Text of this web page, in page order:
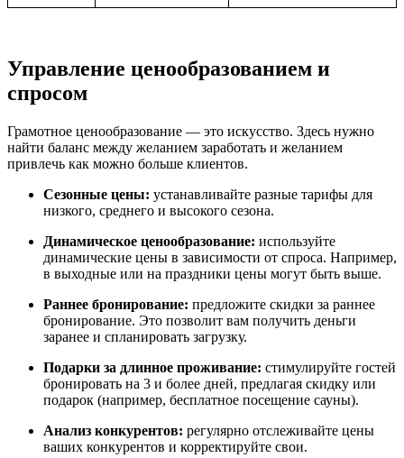
Управление ценообразованием и
спросом
Грамотное ценообразование — это искусство. Здесь нужно
найти баланс между желанием заработать и желанием
привлечь как можно больше клиентов.
Сезонные цены: устанавливайте разные тарифы для
низкого, среднего и высокого сезона.
Динамическое ценообразование: используйте
динамические цены в зависимости от спроса. Например,
в выходные или на праздники цены могут быть выше.
Раннее бронирование: предложите скидки за раннее
бронирование. Это позволит вам получить деньги
заранее и спланировать загрузку.
Подарки за длинное проживание: стимулируйте гостей
бронировать на 3 и более дней, предлагая скидку или
подарок (например, бесплатное посещение сауны).
Анализ конкурентов: регулярно отслеживайте цены
ваших конкурентов и корректируйте свои.